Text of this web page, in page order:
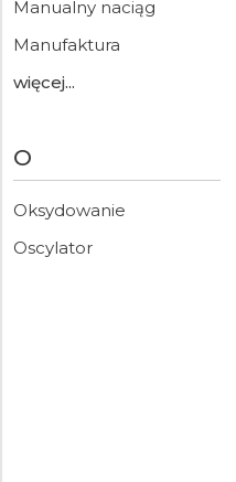
Manualny naciąg
Manufaktura
więcej...
O
Oksydowanie
Oscylator